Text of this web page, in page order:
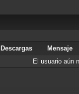
Descargas
Mensaje
El usuario aún